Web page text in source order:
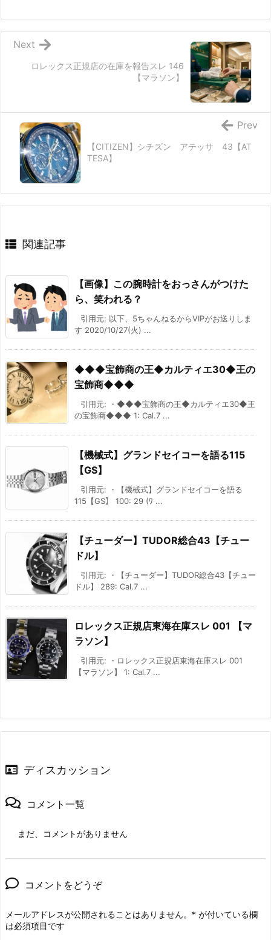
ロレックス正規店の在庫を報告スレ 146
【マラソン】
Next
【CITIZEN】シチズン アテッサ 43【AT
TESA】
Prev
関連記事
【画像】この腕時計をおっさんがつけた
ら、笑われる？
引用元: 以下、5ちゃんねるからVIPがお送りしま
す 2020/10/27(火) ...
◆◆◆宝飾商の王◆カルティエ30◆王の
宝飾商◆◆◆
引用元: ・◆◆◆宝飾商の王◆カルティエ30◆王
の宝飾商◆◆◆ 1: Cal.7 ...
【機械式】グランドセイコーを語る115
【GS】
引用元: ・【機械式】グランドセイコーを語る
115【GS】 100: 29 (ﾜ ...
【チューダー】TUDOR総合43【チュー
ドル】
引用元: ・【チューダー】TUDOR総合43【チュー
ドル】 289: Cal.7 ...
ロレックス正規店東海在庫スレ 001 【マ
ラソン】
引用元: ・ロレックス正規店東海在庫スレ 001
【マラソン】 1: Cal.7 ...
ディスカッション
コメント一覧
まだ、コメントがありません
コメントをどうぞ
メールアドレスが公開されることはありません。 * が付いている欄
は必須項目です